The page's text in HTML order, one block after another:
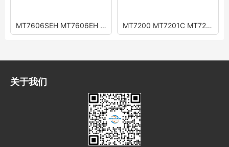
MT7606SEH MT7606EH MT7606BEL MT7200 MT7201C MT7201C+ MT7202 MT7203 MT7282 MT7285
关于我们